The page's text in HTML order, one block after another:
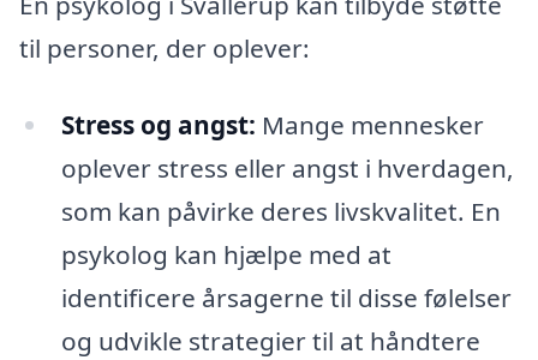
til personer, der oplever:
Stress og angst: Mange mennesker
oplever stress eller angst i hverdagen,
som kan påvirke deres livskvalitet. En
psykolog kan hjælpe med at
identificere årsagerne til disse følelser
og udvikle strategier til at håndtere